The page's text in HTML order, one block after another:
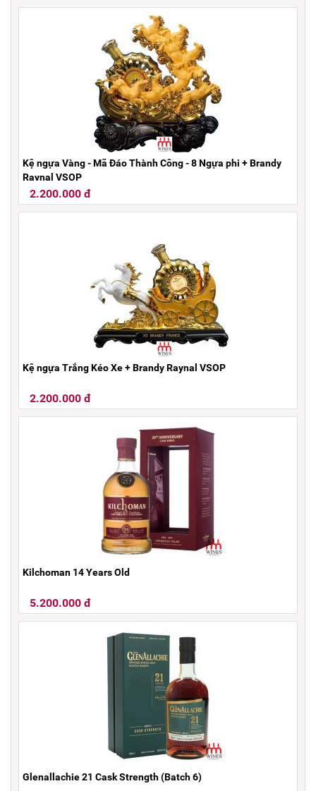
Kệ ngựa Vàng - Mã Đáo Thành Công - 8 Ngựa phi + Brandy
Raynal VSOP
2.200.000 đ
Kệ ngựa Trắng Kéo Xe + Brandy Raynal VSOP
2.200.000 đ
Kilchoman 14 Years Old
5.200.000 đ
Glenallachie 21 Cask Strength (Batch 6)